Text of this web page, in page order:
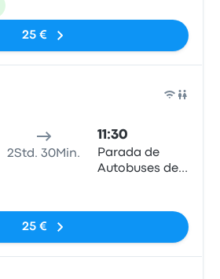
25 €
2Std. 30Min.
11:30
Parada de
Autobuses de
25 €